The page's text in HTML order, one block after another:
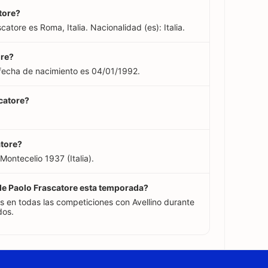
es Roma, Italia. Nacionalidad (es): Italia.
de nacimiento es 04/01/1992.
1937 (Italia).
Paolo Frascatore esta temporada?
en todas las competiciones con Avellino durante